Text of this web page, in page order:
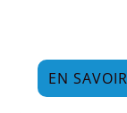
EN